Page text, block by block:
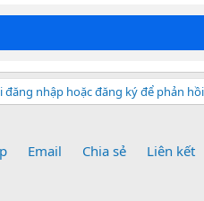
đăng nhập hoặc đăng ký để phản
Email Chia sẻ Liên kết